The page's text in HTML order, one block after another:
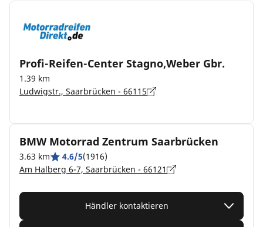
Profi-Reifen-Center Stagno,Weber Gbr.
1.39 km
Ludwigstr., Saarbrücken - 66115
BMW Motorrad Zentrum Saarbrücken
3.63 km 4.6/5(1916)
Am Halberg 6-7, Saarbrücken - 66121
Händler kontaktieren